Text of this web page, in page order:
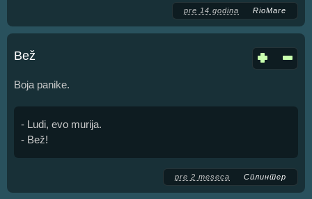
pre 14 godina RioMare
Bež
Boja panike.
- Ludi, evo murija.
- Bež!
pre 2 meseca Сплинтер